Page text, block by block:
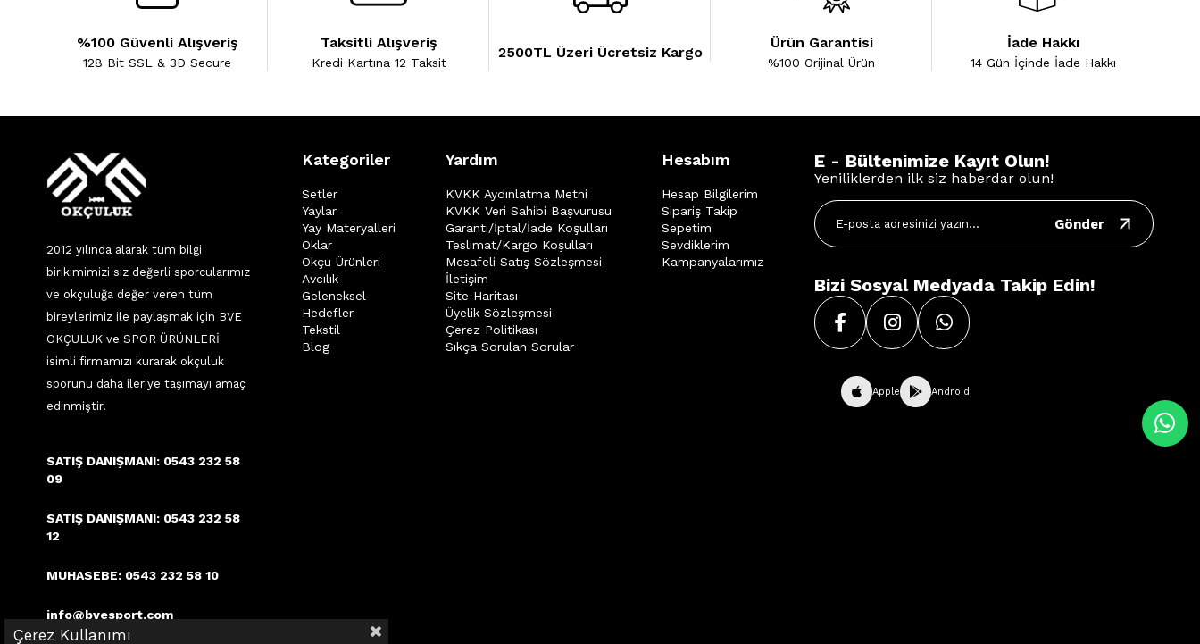
%100 Güvenli Alışveriş
128 Bit SSL & 3D Secure
Taksitli Alışveriş
Kredi Kartına 12 Taksit
2500TL Üzeri Ücretsiz Kargo
Ürün Garantisi
%100 Orijinal Ürün
İade Hakkı
14 Gün İçinde İade Hakkı
2012 yılında alarak tüm bilgi
birikimimizi siz değerli sporcularımız
ve okçuluğa değer veren tüm
bireylerimiz ile paylaşmak için BVE
OKÇULUK ve SPOR ÜRÜNLERİ
isimli firmamızı kurarak okçuluk
sporunu daha ileriye taşımayı amaç
edinmiştir.
SATIŞ DANIŞMANI: 0543 232 58
09
SATIŞ DANIŞMANI: 0543 232 58
12
MUHASEBE: 0543 232 58 10
info@bvesport.com
Kategoriler
Setler
Yaylar
Yay Materyalleri
Oklar
Okçu Ürünleri
Avcılık
Geleneksel
Hedefler
Tekstil
Blog
Yardım
KVKK Aydınlatma Metni
KVKK Veri Sahibi Başvurusu
Garanti/İptal/İade Koşulları
Teslimat/Kargo Koşulları
Mesafeli Satış Sözleşmesi
İletişim
Site Haritası
Üyelik Sözleşmesi
Çerez Politikası
Sıkça Sorulan Sorular
Hesabım
Hesap Bilgilerim
Sipariş Takip
Sepetim
Sevdiklerim
Kampanyalarımız
E - Bültenimize Kayıt Olun!
Yeniliklerden ilk siz haberdar olun!
Gönder
Bizi Sosyal Medyada Takip Edin!
Apple Android
Çerez Kullanımı